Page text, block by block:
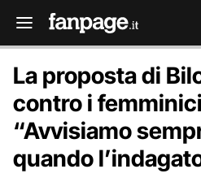
La proposta di
contro i
“Avvisiamo
quando